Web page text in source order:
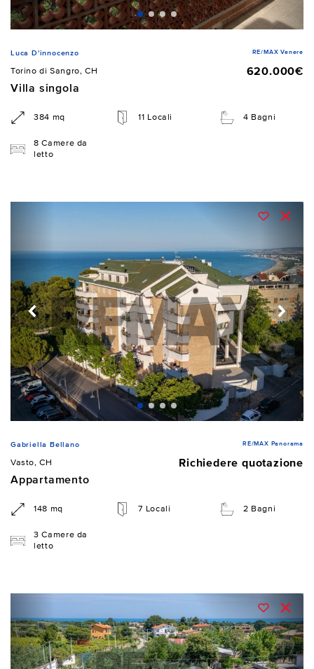
Luca D'innocenzo RE/MAX Venere
Torino di Sangro, CH
620.000€
Villa singola
384 mq 11 Locali 4 Bagni
8 Camere da
letto
Gabriella Bellano RE/MAX Panorama
Vasto, CH
Richiedere quotazione
Appartamento
148 mq 7 Locali 2 Bagni
3 Camere da
letto